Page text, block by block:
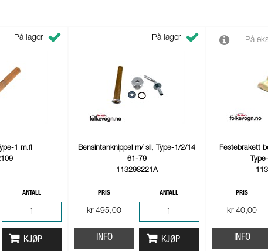
På lager
1 m.fl
ANTALL
KJØP
På lager
Bensintanknippel m/ sil, Type-1/2/14
61-79
113298221A
PRIS
kr 495,00
ANTALL
INFO KJØP
På
Festebrakett
PRIS
kr 40,00
INFO